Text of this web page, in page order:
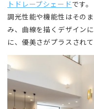
トドレープシェード です。
調光性能や機能性はその
み、曲線を描くデザイン
に、優美さがプラスされて